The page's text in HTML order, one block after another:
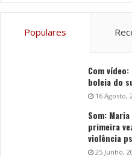
Populares
Com
boleia do
16 Agosto,
Som:
primeira
violência
25 Junho,